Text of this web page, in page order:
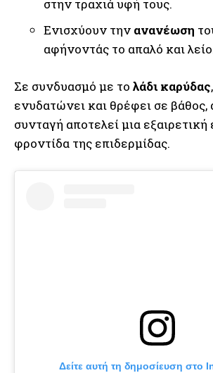
στην τραχιά υφή τους.
Ενισχύουν την ανανέωση
αφήνοντάς το απαλό και
Σε συνδυασμό με το λάδι καρύδας
ενυδατώνει και θρέφει σε βάθος,
συνταγή αποτελεί μια εξαιρετική
φροντίδα της επιδερμίδας.
Δείτε αυτή τη δημοσίευση στο